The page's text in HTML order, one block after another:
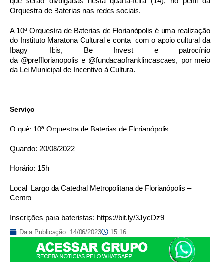
Orquestra de Baterias nas redes sociais.
A 10ª Orquestra de Baterias de Florianópolis é uma realização
do Instituto Maratona Cultural e conta com o apoio cultural da
Ibagy, Ibis, Be Invest e patrocínio
da @prefflorianopolis e @fundacaofranklincascaes, por meio
da Lei Municipal de Incentivo à Cultura.
Serviço
O quê: 10ª Orquestra de Baterias de Florianópolis
Quando: 20/08/2022
Horário: 15h
Local: Largo da Catedral Metropolitana de Florianópolis –
Centro
Inscrições para bateristas: https://bit.ly/3JycDz9
Data Publicação: 14/06/2023 15:16